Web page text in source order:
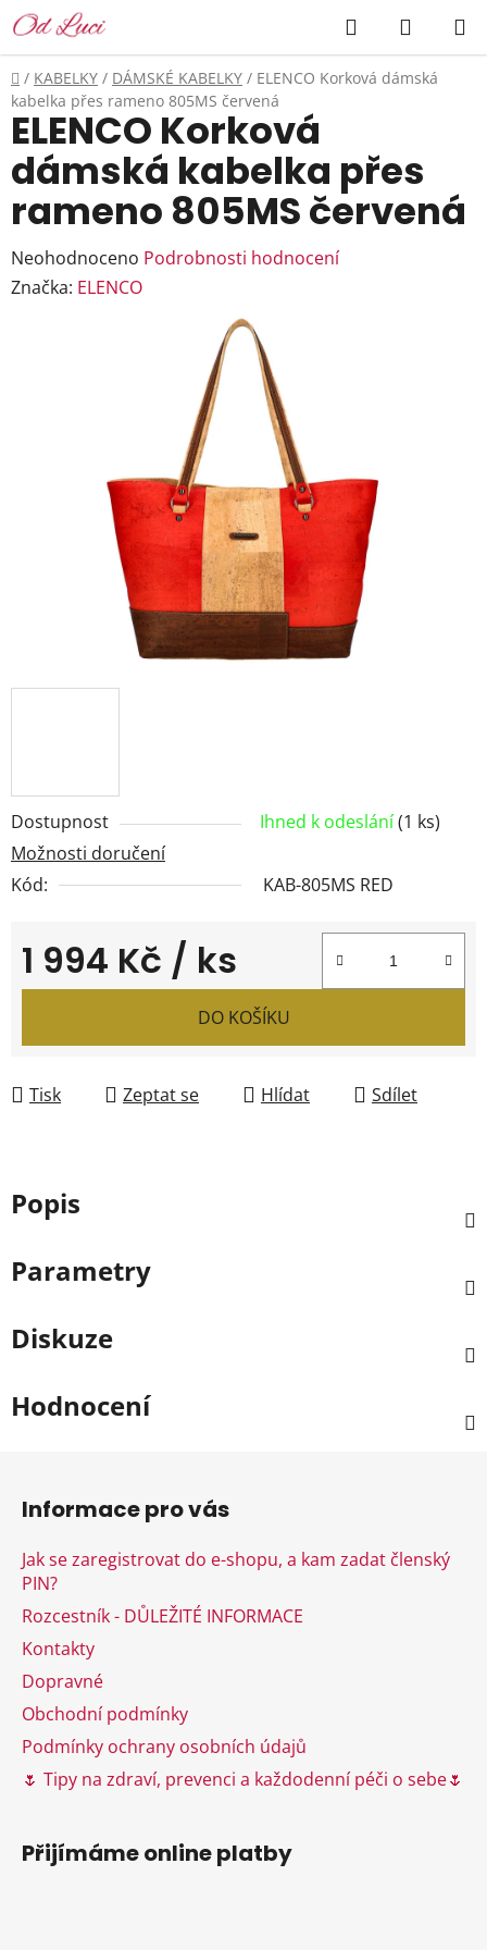
Přejít
na
obsah
Hledat
KOŠÍK
Domů
/ KABELKY / DÁMSKÉ KABELKY / ELENCO Korková dámská
kabelka přes rameno 805MS červená
Dostupnost Ihned k odeslání(1 ks)
Možnosti doručení
Kód:
KAB-805MS RED
1 994 Kč / ks
Měrná cena:
DO KOŠÍKU
Tisk Zeptat se Hlídat Sdílet
ELENCO Korková
dámská kabelka přes
rameno 805MS červená
Průměrné
hodnocení
Neohodnoceno Podrobnosti hodnocení
Značka: ELENCO
Popis
Parametry
Diskuze
Hodnocení
Informace pro vás
Jak se zaregistrovat do e-shopu, a kam zadat členský
PIN?
Rozcestník - DŮLEŽITÉ INFORMACE
Kontakty
Dopravné
Obchodní podmínky
Podmínky ochrany osobních údajů
🌷 Tipy na zdraví, prevenci a každodenní péči o sebe🌷
Přijímáme online platby